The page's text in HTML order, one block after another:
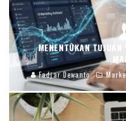
MENENTUKAN
Fadjar Dewanto